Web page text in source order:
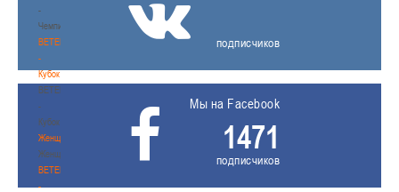
-
Чемпионат
BETERA
-
Кубок
BETERA
-
Кубок
Женщины
Женщины
BETERA
-
подписчиков
Мы на Facebook
1471
подписчиков